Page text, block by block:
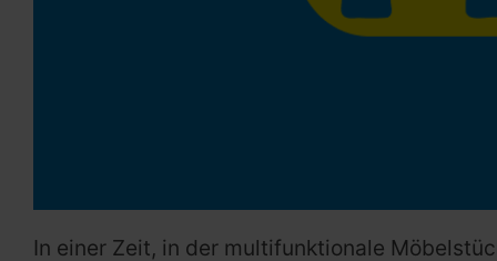
In einer Zeit, in der multifunktionale